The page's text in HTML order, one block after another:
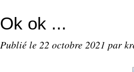
Ok ok ...
Publié le 22 octobre 2021 par